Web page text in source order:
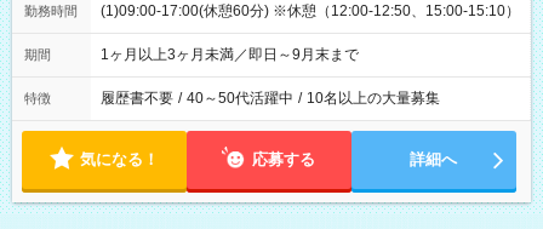
勤務時間 (1)09:00-17:00(休憩60分) ※休憩（12:00-12:50、15:00-15:10）
期間 1ヶ月以上3ヶ月未満／即日～9月末まで
特徴 履歴書不要 / 40～50代活躍中 / 10名以上の大量募集
気になる！ 応募する 詳細へ